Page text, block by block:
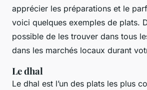
apprécier les préparations et le
voici quelques exemples de plats.
possible de les trouver dans tous
dans les marchés locaux durant
Le dhal
Le dhal est l’un des plats les plus